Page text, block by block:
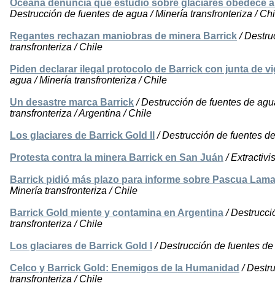
Oceana denuncia que estudio sobre glaciares obedece
Destrucción de fuentes de agua / Minería transfronteriza /
Regantes rechazan maniobras de minera Barrick/
transfronteriza / Chile
Piden declarar ilegal protocolo de Barrick con junta de
agua / Minería transfronteriza / Chile
Un desastre marca Barrick/ Destrucción de fuentes de
transfronteriza / Argentina / Chile
Los glaciares de Barrick Gold II / Destrucción de fuentes
Protesta contra la minera Barrick en San Juán /
Barrick pidió más plazo para informe sobre Pascua Lama
Minería transfronteriza / Chile
Barrick Gold miente y contamina en Argentina/
transfronteriza / Chile
Los glaciares de Barrick Gold I / Destrucción de fuentes
Celco y Barrick Gold: Enemigos de la Humanidad /
transfronteriza / Chile